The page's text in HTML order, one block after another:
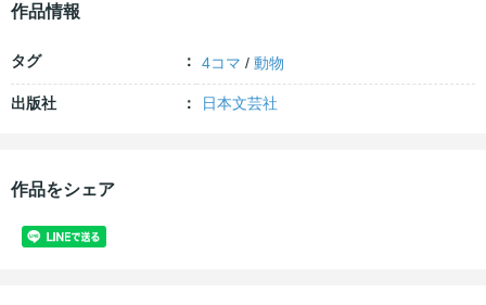
作品情報
タグ 4コマ /動物
出版社 日本文芸社
作品をシェア